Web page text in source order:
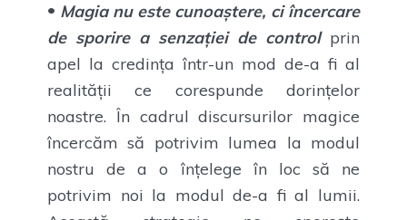
Magia nu este cunoaștere, ci încercare
de sporire a senzației de controlprin
apel la credința într-un mod de-a fi al
realității ce corespunde dorințelor
noastre. În cadrul discursurilor magice
încercăm să potrivim lumea la modul
nostru de a o înțelege în loc să ne
potrivim noi la modul de-a fi al lumii.